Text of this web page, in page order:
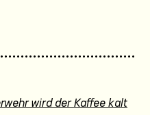
wird der Kaffee kalt